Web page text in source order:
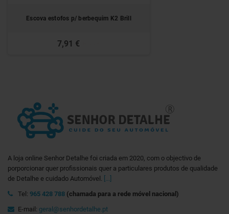
Escova estofos p/ berbequim K2 Brill
7,91 €
A loja online Senhor Detalhe foi criada em 2020, com o objectivo de
porporcionar quer profissionais quer a particulares produtos de qualidade
de Detalhe e cuidado Automóvel. [...]
Tel: 965 428 788 (chamada para a rede móvel nacional)
E-mail: geral@senhordetalhe.pt